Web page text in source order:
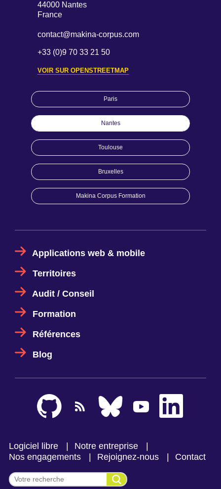
Applications web & mobile
Territoires
Audit / Conseil
Formation
Références
Blog
Paris
Nantes
Toulouse
Bruxelles
Makina Corpus Formation
44000 Nantes
France
contact@makina-corpus.com
+33 (0)9 70 33 21 50
VOIR SUR OPENSTREETMAP
Logiciel libre
Notre entreprise
Nos engagements
Rejoignez-nous Contact
Effectuer une recherche